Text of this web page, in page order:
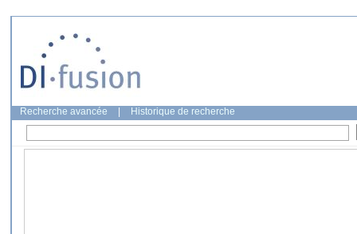
Recherche avancée Historique de recherche